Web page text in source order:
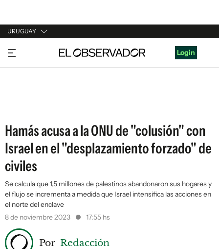
URUGUAY
URUGUAY
ARGENTINA
Login
Hamás acusa a la ONU de "colusión" con
Israel en el "desplazamiento forzado" de
civiles
Se calcula que 1,5 millones de palestinos abandonaron sus hogares y
el flujo se incrementa a medida que Israel intensifica las acciones en
el norte del enclave
8 de noviembre 2023
17:55 hs
Por Redacción